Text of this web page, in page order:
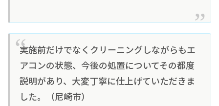
実施前だけでなくクリーニングしながらもエ
アコンの状態、今後の処置についてその都度
説明があり、大変丁寧に仕上げていただきま
した。（尼崎市）